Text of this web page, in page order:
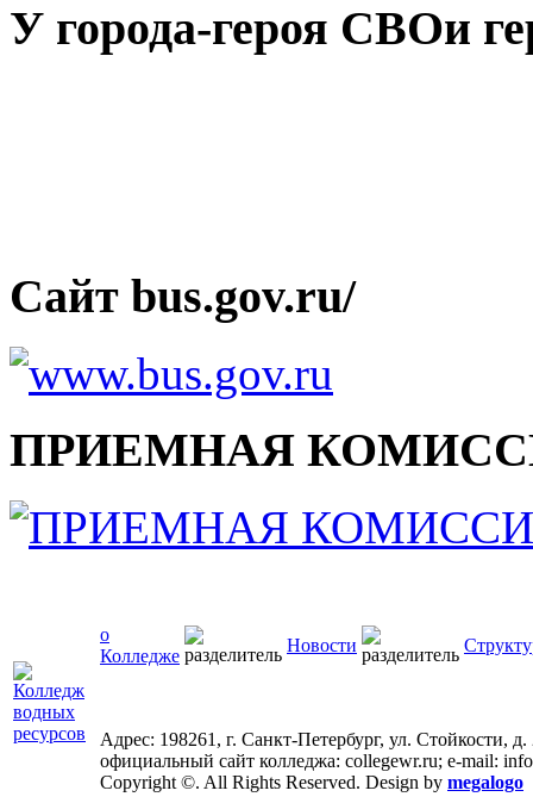
У города-героя СВОи
Сайт bus.gov.ru/
ПРИЕМНАЯ
о
Колледже
Новости
Адрес: 198261, г. Санкт-Петербург, ул. Стойкости,
официальный сайт колледжа: collegewr.ru; e-mail:
Copyright ©. All Rights Reserved. Design by megalogo